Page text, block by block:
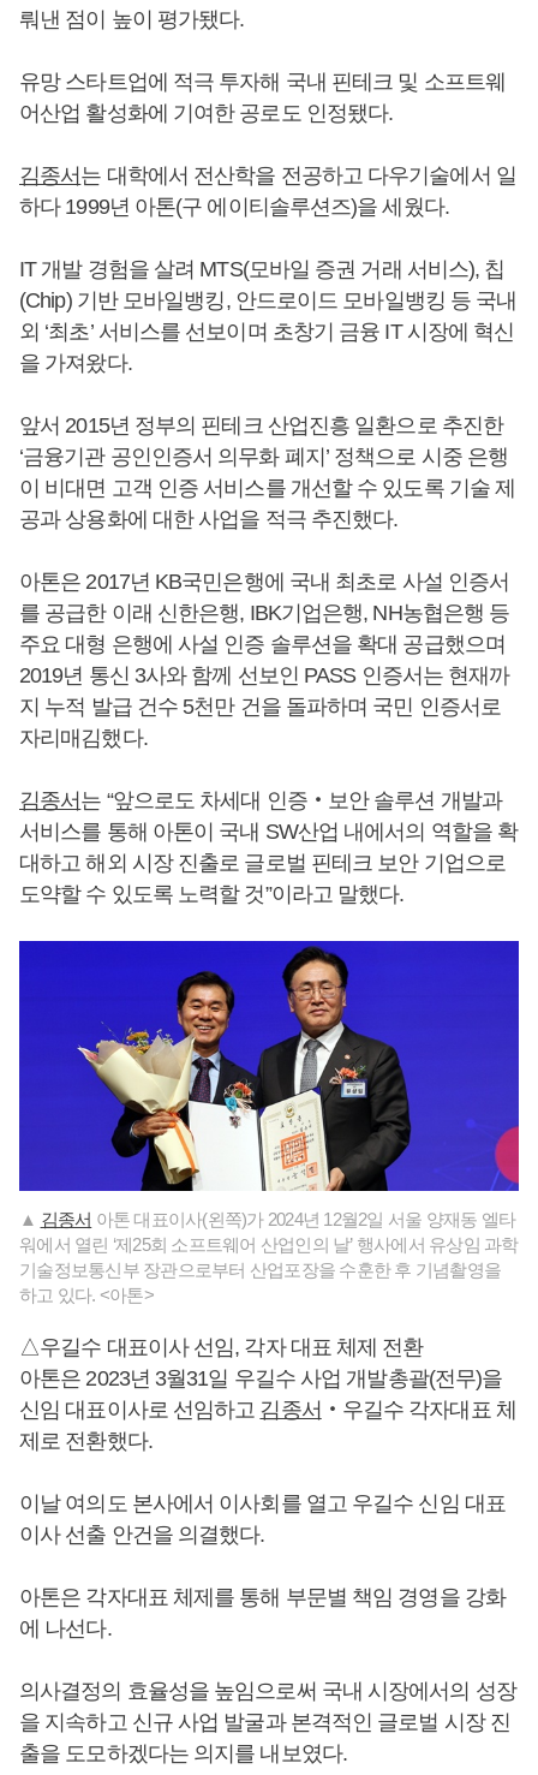
뤄낸 점이 높이 평가됐다.
유망 스타트업에 적극 투자해 국내 핀테크 및 소프트웨
어산업 활성화에 기여한 공로도 인정됐다.
김종서는 대학에서 전산학을 전공하고 다우기술에서 일
하다 1999년 아톤(구 에이티솔루션즈)을 세웠다.
IT 개발 경험을 살려 MTS(모바일 증권 거래 서비스), 칩
(Chip) 기반 모바일뱅킹, 안드로이드 모바일뱅킹 등 국내
외 ‘최초’ 서비스를 선보이며 초창기 금융 IT 시장에 혁신
을 가져왔다.
앞서 2015년 정부의 핀테크 산업진흥 일환으로 추진한
‘금융기관 공인인증서 의무화 폐지’ 정책으로 시중 은행
이 비대면 고객 인증 서비스를 개선할 수 있도록 기술 제
공과 상용화에 대한 사업을 적극 추진했다.
아톤은 2017년 KB국민은행에 국내 최초로 사설 인증서
를 공급한 이래 신한은행, IBK기업은행, NH농협은행 등
주요 대형 은행에 사설 인증 솔루션을 확대 공급했으며
2019년 통신 3사와 함께 선보인 PASS 인증서는 현재까
지 누적 발급 건수 5천만 건을 돌파하며 국민 인증서로
자리매김했다.
김종서는 “앞으로도 차세대 인증‧보안 솔루션 개발과
서비스를 통해 아톤이 국내 SW산업 내에서의 역할을 확
대하고 해외 시장 진출로 글로벌 핀테크 보안 기업으로
도약할 수 있도록 노력할 것”이라고 말했다.
▲ 김종서 아톤 대표이사(왼쪽)가 2024년 12월2일 서울 양재동 엘타
워에서 열린 ‘제25회 소프트웨어 산업인의 날’ 행사에서 유상임 과학
기술정보통신부 장관으로부터 산업포장을 수훈한 후 기념촬영을
하고 있다. <아톤>
△우길수 대표이사 선임, 각자 대표 체제 전환
아톤은 2023년 3월31일 우길수 사업 개발총괄(전무)을
신임 대표이사로 선임하고 김종서 ‧우길수 각자대표 체
제로 전환했다.
이날 여의도 본사에서 이사회를 열고 우길수 신임 대표
이사 선출 안건을 의결했다.
아톤은 각자대표 체제를 통해 부문별 책임 경영을 강화
에 나선다.
의사결정의 효율성을 높임으로써 국내 시장에서의 성장
을 지속하고 신규 사업 발굴과 본격적인 글로벌 시장 진
출을 도모하겠다는 의지를 내보였다.